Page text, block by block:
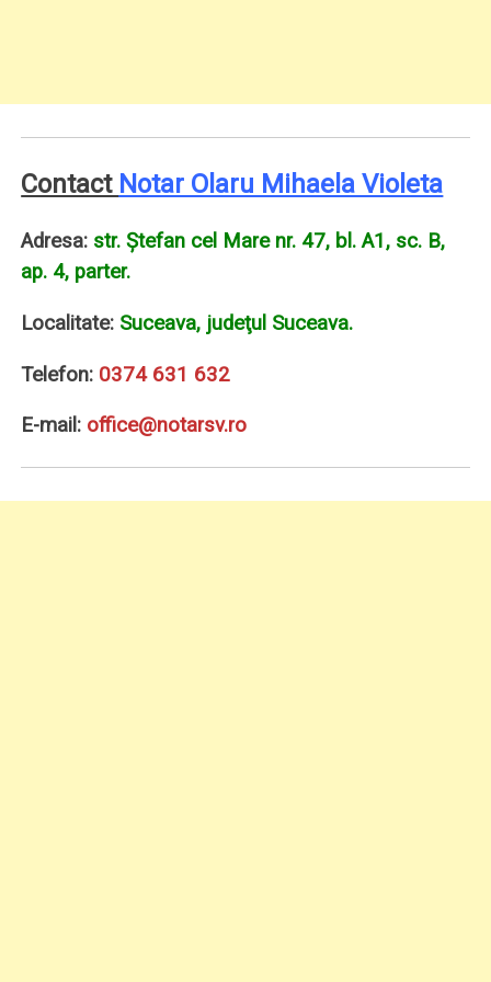
Contact Notar Olaru Mihaela Violeta
Adresa: str. Ştefan cel Mare nr. 47, bl. A1, sc. B,
ap. 4, parter.
Localitate: Suceava, judeţul Suceava.
Telefon: 0374 631 632
E-mail: office@notarsv.ro